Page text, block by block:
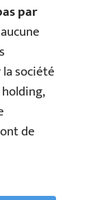
par
société
de